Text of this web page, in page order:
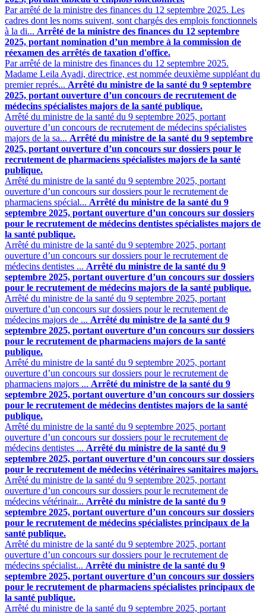
Par arrêté de la ministre des finances du 12 septembre 2025. Les
cadres dont les noms suivent, sont chargés des emplois fonctionnels
à la di... Arrêté de la ministre des finances du 12 septembre
2025, portant nomination d’un membre à la commission de
réexamen des arrêtés de taxation d'office.
Par arrêté de la ministre des finances du 12 septembre 2025.
Madame Leila Ayadi, directrice, est nommée deuxième suppléant du
premier représ... Arrêté du ministre de la santé du 9 septembre
2025, portant ouverture d’un concours de recrutement de
médecins spécialistes majors de la santé publique.
Arrêté du ministre de la santé du 9 septembre 2025, portant
ouverture d’un concours de recrutement de médecins spécialistes
majors de la sa... Arrêté du ministre de la santé du 9 septembre
2025, portant ouverture d’un concours sur dossiers pour le
recrutement de pharmaciens spécialistes majors de la santé
publique.
Arrêté du ministre de la santé du 9 septembre 2025, portant
ouverture d’un concours sur dossiers pour le recrutement de
pharmaciens spécial... Arrêté du ministre de la santé du 9
septembre 2025, portant ouverture d’un concours sur dossiers
pour le recrutement de médecins dentistes spécialistes majors de
la santé publique.
Arrêté du ministre de la santé du 9 septembre 2025, portant
ouverture d’un concours sur dossiers pour le recrutement de
médecins dentistes ... Arrêté du ministre de la santé du 9
septembre 2025, portant ouverture d’un concours sur dossiers
pour le recrutement de médecins majors de la santé publique.
Arrêté du ministre de la santé du 9 septembre 2025, portant
ouverture d’un concours sur dossiers pour le recrutement de
médecins majors de ... Arrêté du ministre de la santé du 9
septembre 2025, portant ouverture d’un concours sur dossiers
pour le recrutement de pharmaciens majors de la santé
publique.
Arrêté du ministre de la santé du 9 septembre 2025, portant
ouverture d’un concours sur dossiers pour le recrutement de
pharmaciens majors ... Arrêté du ministre de la santé du 9
septembre 2025, portant ouverture d’un concours sur dossiers
pour le recrutement de médecins dentistes majors de la santé
publique.
Arrêté du ministre de la santé du 9 septembre 2025, portant
ouverture d’un concours sur dossiers pour le recrutement de
médecins dentistes ... Arrêté du ministre de la santé du 9
septembre 2025, portant ouverture d’un concours sur dossiers
pour le recrutement de médecins vétérinaires sanitaires majors.
Arrêté du ministre de la santé du 9 septembre 2025, portant
ouverture d’un concours sur dossiers pour le recrutement de
médecins vétérinair... Arrêté du ministre de la santé du 9
septembre 2025, portant ouverture d’un concours sur dossiers
pour le recrutement de médecins spécialistes principaux de la
santé publique.
Arrêté du ministre de la santé du 9 septembre 2025, portant
ouverture d’un concours sur dossiers pour le recrutement de
médecins spécialist... Arrêté du ministre de la santé du 9
septembre 2025, portant ouverture d’un concours sur dossiers
pour le recrutement de pharmaciens spécialistes principaux de
la santé publique.
Arrêté du ministre de la santé du 9 septembre 2025, portant